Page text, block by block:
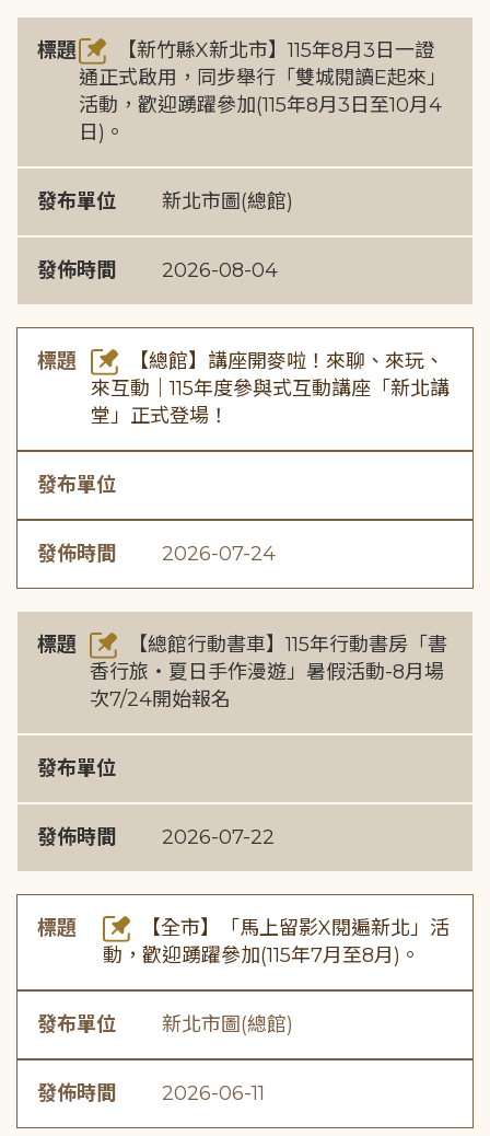
標題
【新竹縣X新北市】115年8月3日一證
通正式啟用，同步舉行「雙城閱讀E起來」
活動，歡迎踴躍參加(115年8月3日至10月4
日)。
發布單位 新北市圖(總館)
發佈時間 2026-08-04
標題
【總館】講座開麥啦！來聊、來玩、
來互動｜115年度參與式互動講座「新北講
堂」正式登場！
發布單位
發佈時間 2026-07-24
標題
【總館行動書車】115年行動書房「書
香行旅・夏日手作漫遊」暑假活動-8月場
次7/24開始報名
發布單位
發佈時間 2026-07-22
標題
【全市】「馬上留影X閱遍新北」活
動，歡迎踴躍參加(115年7月至8月)。
發布單位 新北市圖(總館)
發佈時間 2026-06-11